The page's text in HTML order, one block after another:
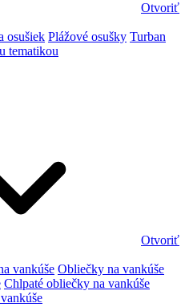
Otvoriť
osušiek Plážové osušky Turban
tematikou
Otvoriť
vankúše Obliečky na vankúše
Chlpaté obliečky na vankúše